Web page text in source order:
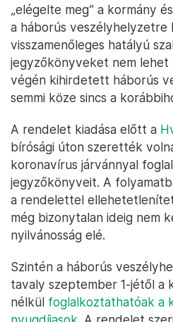
„elégelte meg” a kormány és
a háborús veszélyhelyzetre
visszamenőleges hatályú
jegyzőkönyveket nem lehet
végén kihirdetett háborús
semmi köze sincs a
A rendelet kiadása előtt a
bírósági úton szerették
koronavírus járvánnyal
jegyzőkönyveit. A
a rendelettel
még bizonytalan ideig nem
nyilvánosság elé.
Szintén a háborús
tavaly szeptember 1-jétől a
nélkül foglalkoztathatóak a